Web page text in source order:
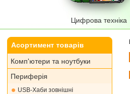
Цифрова техніка
Асортимент товарів
Комп'ютери та ноутбуки
Периферія
USB-Хаби зовнішні